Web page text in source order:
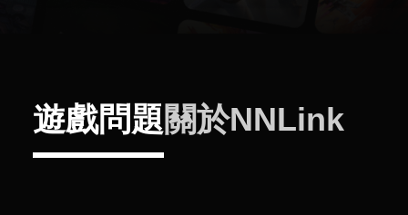
遊戲問題關於NNLink